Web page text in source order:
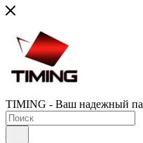
TIMING - Ваш надежный